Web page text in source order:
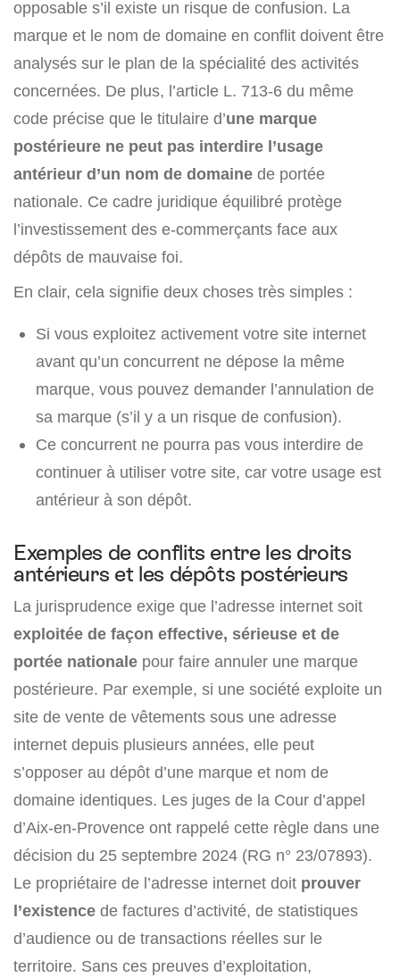
opposable s’il existe un risque de confusion. La
marque et le nom de domaine en conflit doivent être
analysés sur le plan de la spécialité des activités
concernées. De plus, l’article L. 713-6 du même
code précise que le titulaire d’une marque
postérieure ne peut pas interdire l’usage
antérieur d’un nom de domaine de portée
nationale. Ce cadre juridique équilibré protège
l’investissement des e-commerçants face aux
dépôts de mauvaise foi.
En clair, cela signifie deux choses très simples :
Si vous exploitez activement votre site internet
avant qu’un concurrent ne dépose la même
marque, vous pouvez demander l’annulation de
sa marque (s’il y a un risque de confusion).
Ce concurrent ne pourra pas vous interdire de
continuer à utiliser votre site, car votre usage est
antérieur à son dépôt.
Exemples de conflits entre les droits
antérieurs et les dépôts postérieurs
La jurisprudence exige que l’adresse internet soit
exploitée de façon effective, sérieuse et de
portée nationale pour faire annuler une marque
postérieure. Par exemple, si une société exploite un
site de vente de vêtements sous une adresse
internet depuis plusieurs années, elle peut
s’opposer au dépôt d’une marque et nom de
domaine identiques. Les juges de la Cour d’appel
d’Aix-en-Provence ont rappelé cette règle dans une
décision du 25 septembre 2024 (RG n° 23/07893).
Le propriétaire de l’adresse internet doit prouver
l’existence de factures d’activité, de statistiques
d’audience ou de transactions réelles sur le
territoire. Sans ces preuves d’exploitation,